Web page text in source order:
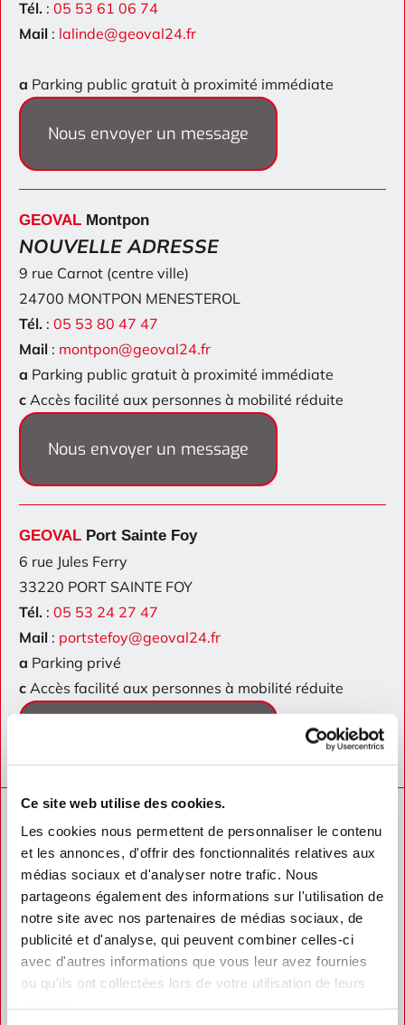
Ce site web utilise des cookies.
Les cookies nous permettent de personnaliser le contenu
et les annonces, d'offrir des fonctionnalités relatives aux
médias sociaux et d'analyser notre trafic. Nous
partageons également des informations sur l'utilisation de
notre site avec nos partenaires de médias sociaux, de
publicité et d'analyse, qui peuvent combiner celles-ci
avec d'autres informations que vous leur avez fournies
ou qu'ils ont collectées lors de votre utilisation de leurs
Tél. : 05 53 61 06 74
Mail : lalinde@geoval24.fr
a Parking public gratuit à proximité immédiate
Nous envoyer un message
GEOVAL Montpon
NOUVELLE ADRESSE
9 rue Carnot (centre ville)
24700 MONTPON MENESTEROL
Tél. : 05 53 80 47 47
Mail : montpon@geoval24.fr
a Parking public gratuit à proximité immédiate
c Accès facilité aux personnes à mobilité réduite
Nous envoyer un message
GEOVAL Port Sainte Foy
6 rue Jules Ferry
33220 PORT SAINTE FOY
Tél. : 05 53 24 27 47
Mail : portstefoy@geoval24.fr
a Parking privé
c Accès facilité aux personnes à mobilité réduite
Horaires d'ouverture de nos
bureaux
GEOVALBergerac -Bureau principal
Horaires